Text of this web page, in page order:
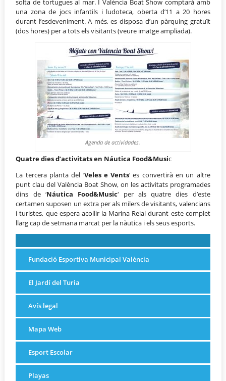
solta de tortugues al mar. I València Boat Show comptarà amb
una zona de jocs infantils i ludoteca, oberta d’11 a 20 hores
durant l’esdeveniment. A més, es disposa d’un pàrquing gratuït
(dos hores) per a tots els visitants (veure imatge ampliada).
Agenda de actividades.
Quatre dies d’activitats en Náutica Food&Music
La tercera planta del ‘Veles e Vents‘ es convertirà en un altre
punt clau del València Boat Show, on les activitats programades
dins de ‘Náutica Food&Music‘ per als quatre dies d’este
certamen suposen un extra per als milers de visitants, valencians
i turistes, que espera acollir la Marina Reial durant este complet
llarg cap de setmana marcat per la nàutica i els seus esports.
Fundació Esportiva Municipal València
El Jardí del Turia
Avís legal
Mapa Web
Esport Escolar
Playas